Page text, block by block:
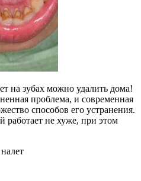
на зубах можно удалить дома!
проблема, и современная
способов его устранения.
работает не хуже, при этом